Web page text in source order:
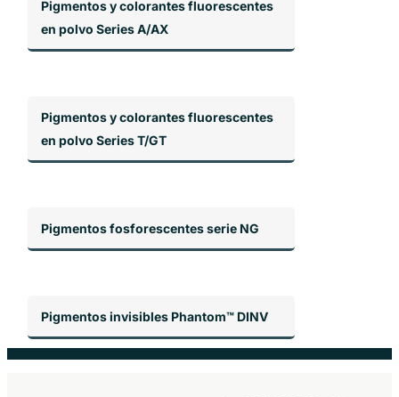
Pigmentos y colorantes fluorescentes
en polvo Series A/AX
Pigmentos y colorantes fluorescentes
en polvo Series T/GT
Pigmentos fosforescentes serie NG
Pigmentos invisibles Phantom™ DINV